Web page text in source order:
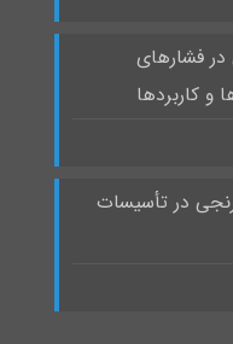
در فشارهای
و کاربردها
در تأسیسات